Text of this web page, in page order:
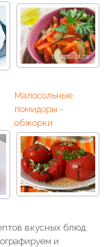
Малосольные
помидоры -
обжорки
вкусных блюд.
и